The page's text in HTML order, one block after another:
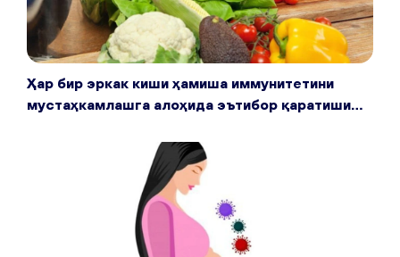
Ҳар бир эркак киши ҳамиша иммунитетини
мустаҳкамлашга алоҳида эътибор қаратиши
тадбирларидан бохабар бўлгани маъқул.
Қуйида шу ҳақда маълумот берамиз.